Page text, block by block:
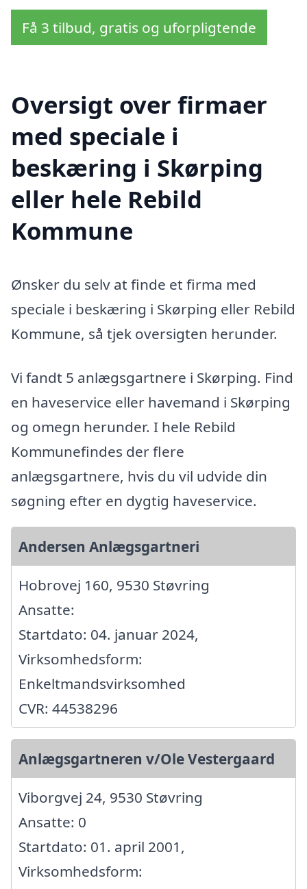
Få 3 tilbud, gratis og uforpligtende
Oversigt over firmaer
med speciale i
beskæring i Skørping
eller hele Rebild
Kommune
Ønsker du selv at finde et firma med
speciale i beskæring i Skørping eller Rebild
Kommune, så tjek oversigten herunder.
Vi fandt 5 anlægsgartnere i Skørping. Find
en haveservice eller havemand i Skørping
og omegn herunder. I hele Rebild
Kommunefindes der flere
anlægsgartnere, hvis du vil udvide din
søgning efter en dygtig haveservice.
Andersen Anlægsgartneri
Hobrovej 160, 9530 Støvring
Ansatte:
Startdato: 04. januar 2024,
Virksomhedsform:
Enkeltmandsvirksomhed
CVR: 44538296
Anlægsgartneren v/Ole Vestergaard
Viborgvej 24, 9530 Støvring
Ansatte: 0
Startdato: 01. april 2001,
Virksomhedsform: